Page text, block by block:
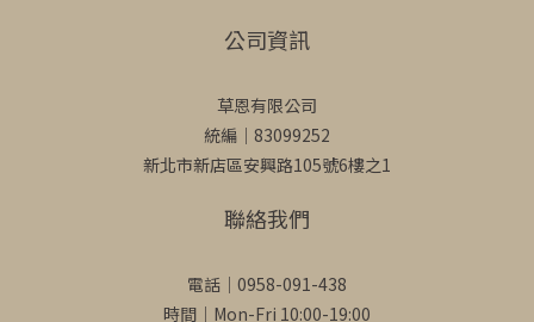
公司資訊
草恩有限公司
統編｜83099252
新北市新店區安興路105號6樓之1
聯絡我們
電話｜0958-091-438
時間｜Mon-Fri 10:00-19:00